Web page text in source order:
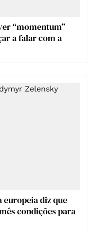
“momentum”
a falar com a
europeia diz que
condições para